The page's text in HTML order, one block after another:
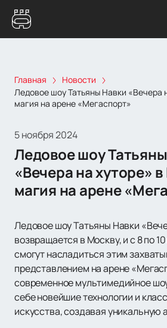
Главная
Новости
Ледовое шоу Татьяны Навки «Вечера
магия на арене «Мегаспорт»
5 ноября 2024
Ледовое шоу
«Вечера на хуторе»
магия на арене
Ледовое шоу Татьяны Навки
возвращается в Москву, и с 8 по
смогут насладиться этим
представлением на арене
современное мультимедийное
себе новейшие технологии и
искусства, создавая уникальную